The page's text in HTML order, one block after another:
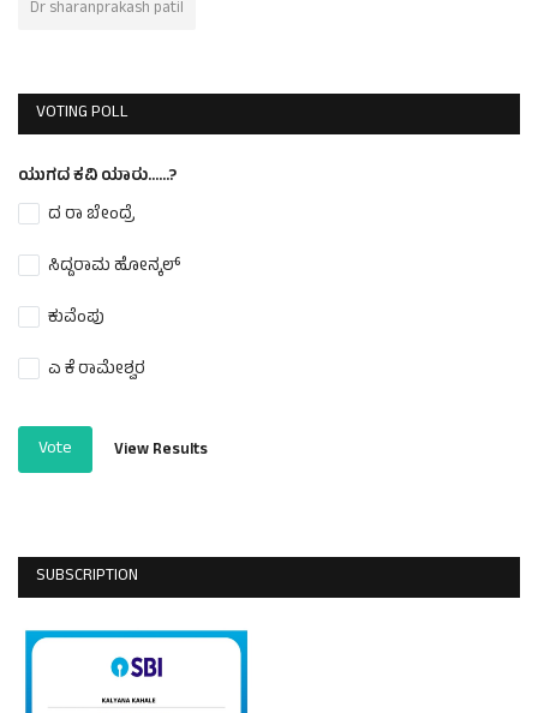
Dr sharanprakash patil
VOTING POLL
ಯುಗದ ಕವಿ ಯಾರು......?
ದ ರಾ ಬೇಂದ್ರೆ
ಸಿದ್ದರಾಮ ಹೋನ್ಕಲ್
ಕುವೆಂಪು
ಎ ಕೆ ರಾಮೇಶ್ವರ
Vote View Results
SUBSCRIPTION